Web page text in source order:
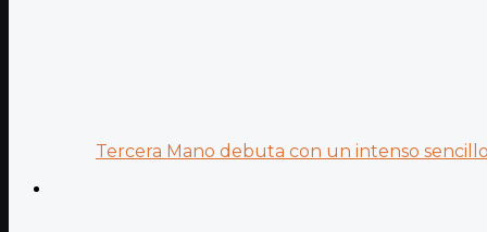
Tercera Mano debuta con un intenso